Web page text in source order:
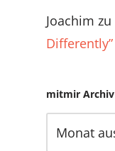
Joachim zu
Differently”
mitmir Archiv